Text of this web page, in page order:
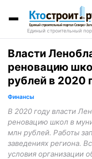
Единый строительный
Власти
реновацию
рублей в 2020
Финансы
В 2020 году власти
реновацию школ в
млн рублей. Работы
заведениях региона.
условия организации